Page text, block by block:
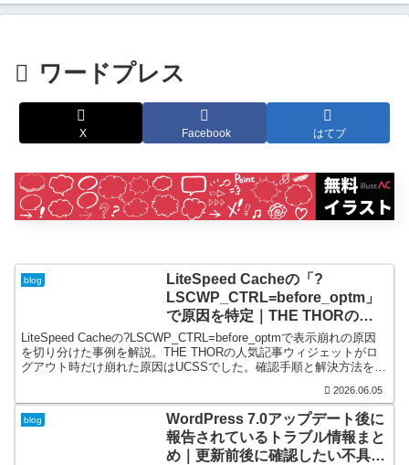
ワードプレス
X Facebook はてブ
blog
LiteSpeed Cacheの「?
LSCWP_CTRL=before_optm」
で原因を特定｜THE THORのウ
ィジェットがログアウト時だけ崩
る
LiteSpeed Cacheの?LSCWP_CTRL=before_optmで表示崩れの原因
を切り分けた事例を解説。THE THORの人気記事ウィジェットがロ
グアウト時だけ崩れた原因はUCSSでした。確認手順と解決方法を分
2026.06.05
blog
WordPress 7.0アップデート後に
報告されているトラブル情報まと
め｜更新前後に確認したい不具合